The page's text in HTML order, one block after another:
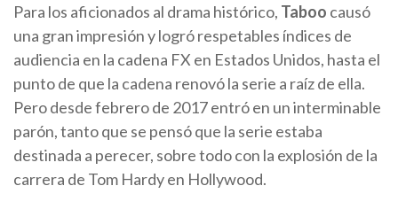
Para los aficionados al drama histórico, Taboo causó
una gran impresión y logró respetables índices de
audiencia en la cadena FX en Estados Unidos, hasta el
punto de que la cadena renovó la serie a raíz de ella.
Pero desde febrero de 2017 entró en un interminable
parón, tanto que se pensó que la serie estaba
destinada a perecer, sobre todo con la explosión de la
carrera de Tom Hardy en Hollywood.